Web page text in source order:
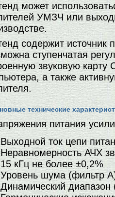
может
УМЗЧ или
содержит источник
ступенчатая
звуковую
а также
технические
питания
Выходной ток цепи
Неравномерность АЧХ
15 кГц не более ±0,2%
Уровень шума (фильтр
Динамический диапазон